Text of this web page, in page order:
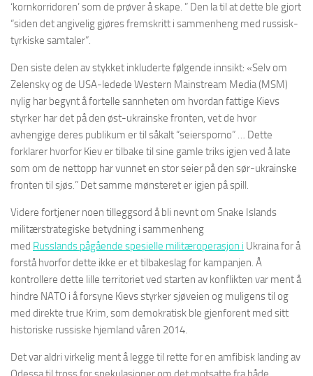
‘kornkorridoren’ som de prøver å skape. ” Den la til at dette ble gjort
“siden det angivelig gjøres fremskritt i sammenheng med russisk-
tyrkiske samtaler”.
Den siste delen av stykket inkluderte følgende innsikt: «Selv om
Zelensky og de USA-ledede Western Mainstream Media (MSM)
nylig har begynt å fortelle sannheten om hvordan fattige Kievs
styrker har det på den øst-ukrainske fronten, vet de hvor
avhengige deres publikum er til såkalt “seiersporno” … Dette
forklarer hvorfor Kiev er tilbake til sine gamle triks igjen ved å late
som om de nettopp har vunnet en stor seier på den sør-ukrainske
fronten til sjøs.” Det samme mønsteret er igjen på spill.
Videre fortjener noen tilleggsord å bli nevnt om Snake Islands
militærstrategiske betydning i sammenheng
med Russlands pågående spesielle militæroperasjon i Ukraina for å
forstå hvorfor dette ikke er et tilbakeslag for kampanjen. Å
kontrollere dette lille territoriet ved starten av konflikten var ment å
hindre NATO i å forsyne Kievs styrker sjøveien og muligens til og
med direkte true Krim, som demokratisk ble gjenforent med sitt
historiske russiske hjemland våren 2014.
Det var aldri virkelig ment å legge til rette for en amfibisk landing av